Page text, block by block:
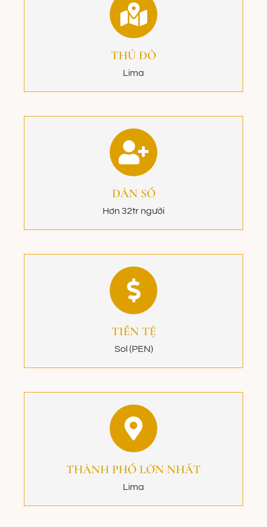
THỦ ĐÔ
Lima
DÂN SỐ
Hơn 32tr người
TIỀN TỆ
Sol (PEN)
THÀNH PHỐ LỚN NHẤT
Lima